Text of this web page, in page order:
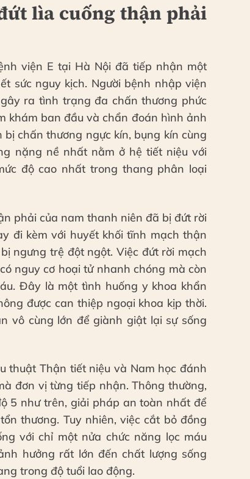
lìa cuống thận phải
viện E tại Hà Nội đã tiếp nhận một
sức nguy kịch. Người bệnh nhập viện
ra tình trạng đa chấn thương phức
khám ban đầu và chẩn đoán hình ảnh
chấn thương ngực kín, bụng kín cùng
nặng nề nhất nằm ở hệ tiết niệu với
độ cao nhất trong thang phân loại
phải của nam thanh niên đã bị đứt rời
đi kèm với huyết khối tĩnh mạch thận
ngưng trệ đột ngột. Việc đứt rời mạch
nguy cơ hoại tử nhanh chóng mà còn
Đây là một tình huống y khoa khẩn
được can thiệp ngoại khoa kịp thời.
vô cùng lớn để giành giật lại sự sống
thuật Thận tiết niệu và Nam học đánh
đơn vị từng tiếp nhận. Thông thường,
5 như trên, giải pháp an toàn nhất để
thương. Tuy nhiên, việc cắt bỏ đồng
với chỉ một nửa chức năng lọc máu
hưởng rất lớn đến chất lượng sống
trong độ tuổi lao động.